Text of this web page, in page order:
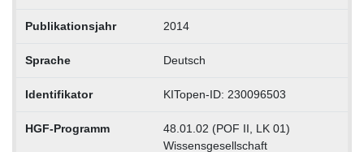
Publikationsjahr 2014
Sprache Deutsch
Identifikator KITopen-ID: 230096503
HGF-Programm
48.01.02 (POF II, LK 01)
Wissensgesellschaft